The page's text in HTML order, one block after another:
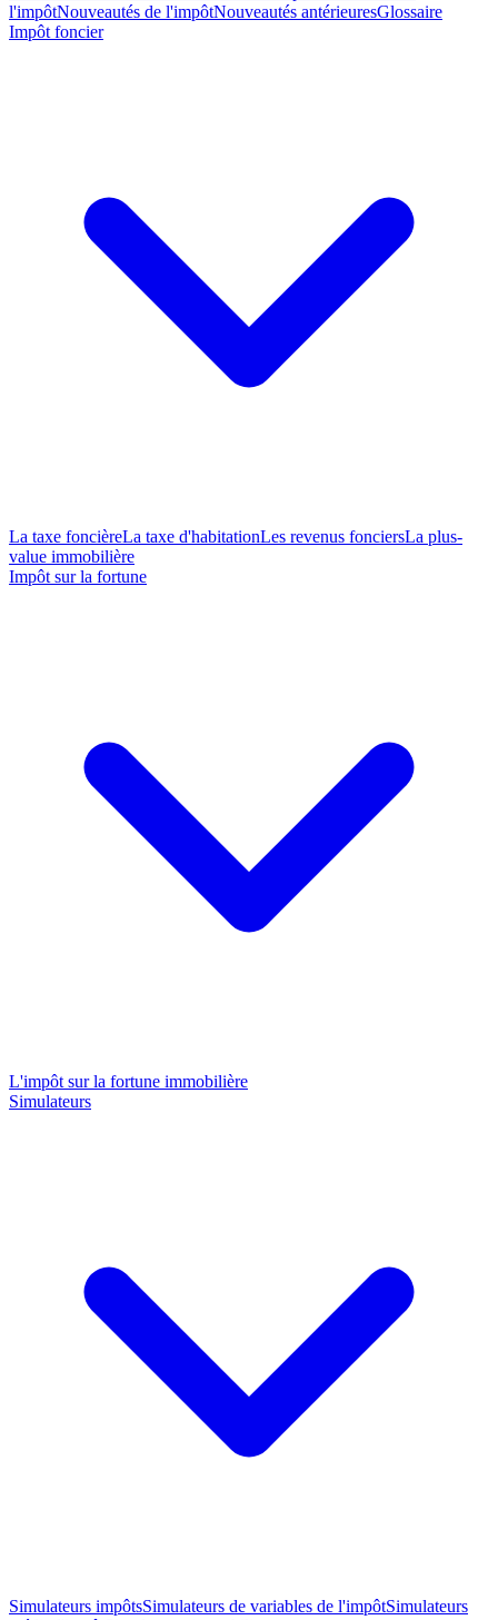
l'impôtNouveautés de l'impôtNouveautés antérieuresGlossaire
Impôt foncier
La taxe foncièreLa taxe d'habitationLes revenus fonciersLa plus-
value immobilière
Impôt sur la fortune
L'impôt sur la fortune immobilière
Simulateurs
Simulateurs impôtsSimulateurs de variables de l'impôtSimulateurs